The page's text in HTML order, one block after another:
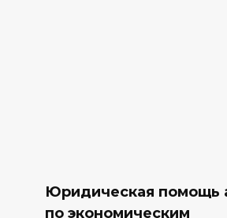
Юридическая помощь
по экономическим